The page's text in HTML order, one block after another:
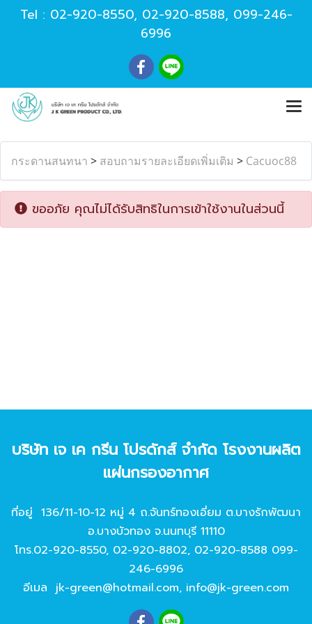
Tel : 02-920-8550, 02-920-8588, 099-246-
6996
กระดานสนทนา > สอบถามรายละเอียดเพิ่มเติม > Cacuoc88
ขออภัย คุณไม่ได้รับสิทธิในการเข้าใช้งานในส่วนนี้
บริษัท เจ เค กรีน โปรดักส์ จํากัด โรงงานผลิต
แผ่นกรองอากาศ
ที่อยู่ 136/11-10-12 หมู่ 4 ถ.จันทร์ทองเอี่ยม ต.บางรักพัฒนา
อ.บางบัวทอง จ.นนทบุรี 11110
โทร.02-920-8550, 02-920-8802, 02-920-8588 099-
246-6996
อีเมล jk-green@hotmail.com, info@jk-green.com